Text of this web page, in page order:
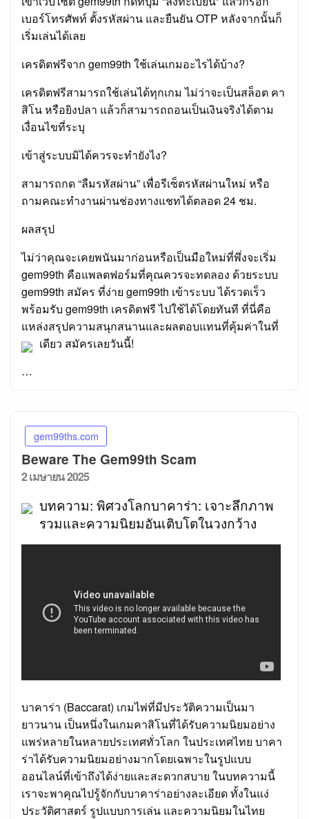
เบอร์โทรศัพท์ ตั้งรหัสผ่าน และยืนยัน OTP หลังจากนั้นก็
เริ่มเล่นได้เลย
เครดิตฟรีจาก gem99th ใช้เล่นเกมอะไรได้บ้าง?
เครดิตฟรีสามารถใช้เล่นได้ทุกเกม ไม่ว่าจะเป็นสล็อต คา
สิโน หรือยิงปลา แล้วก็สามารถถอนเป็นเงินจริงได้ตาม
เงื่อนไขที่ระบุ
เข้าสู่ระบบมิได้ควรจะทำยังไง?
สามารถกด “ลืมรหัสผ่าน” เพื่อรีเซ็ตรหัสผ่านใหม่ หรือ
ถามคณะทำงานผ่านช่องทางแชทได้ตลอด 24 ชม.
ผลสรุป
ไม่ว่าคุณจะเคยพนันมาก่อนหรือเป็นมือใหม่ที่พึ่งจะเริ่ม
gem99th คือแพลตฟอร์มที่คุณควรจะทดลอง ด้วยระบบ
gem99th สมัคร ที่ง่าย gem99th เข้าระบบ ได้รวดเร็ว
พร้อมรับ gem99th เครดิตฟรี ไปใช้ได้โดยทันที ที่นี่คือ
แหล่งสรุปความสนุกสนานและผลตอบแทนที่คุ้มค่าในที่
เดียว สมัครเลยวันนี้!
…
gem99ths.com
Beware The Gem99th Scam
Posted
2 เมษายน 2025
บทความ: พิศวงโลกบาคาร่า: เจาะลึกภาพ
รวมและความนิยมอันเติบโตในวงกว้าง
บาคาร่า (Baccarat) เกมไพ่ที่มีประวัติความเป็นมา
ยาวนาน เป็นหนึ่งในเกมคาสิโนที่ได้รับความนิยมอย่าง
แพร่หลายในหลายประเทศทั่วโลก ในประเทศไทย บาคา
ร่าได้รับความนิยมอย่างมากโดยเฉพาะในรูปแบบ
ออนไลน์ที่เข้าถึงได้ง่ายและสะดวกสบาย ในบทความนี้
เราจะพาคุณไปรู้จักกับบาคาร่าอย่างละเอียด ทั้งในแง่
ประวัติศาสตร์ รูปแบบการเล่น และความนิยมในไทย